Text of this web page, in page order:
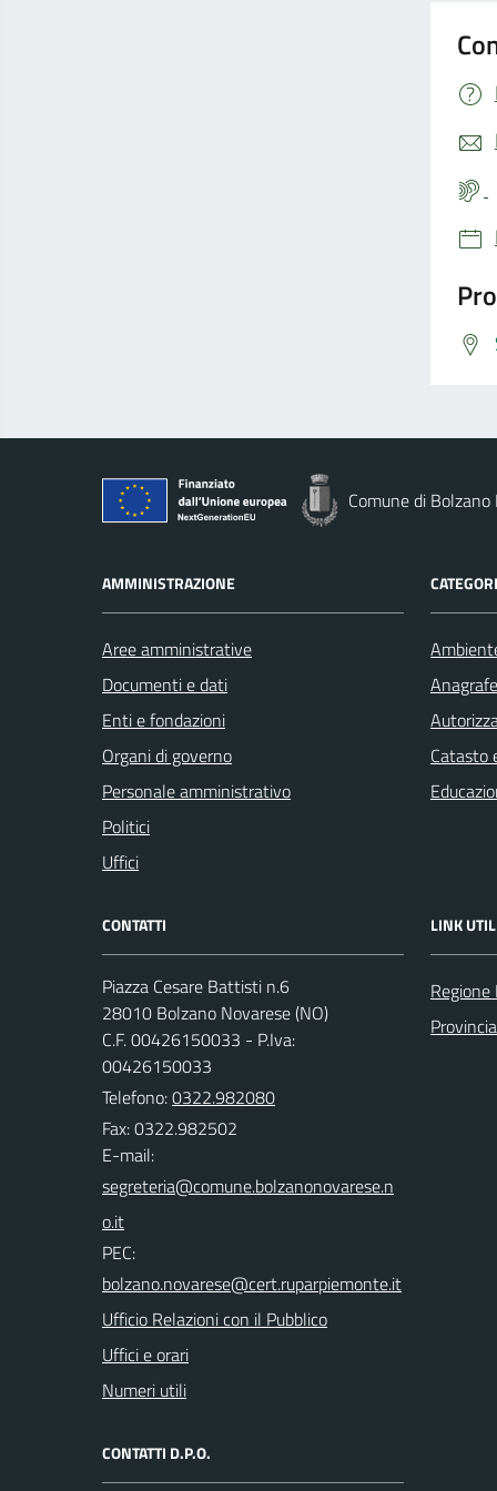
Comune di Bolzano
AMMINISTRAZIONE
Aree amministrative
Documenti e dati
Enti e fondazioni
Organi di governo
Personale amministrativo
Politici
Uffici
Catasto
CONTATTI
Piazza Cesare Battisti n.6
28010 Bolzano Novarese (NO)
C.F. 00426150033 - P.Iva:
00426150033
Telefono:0322.982080
Fax: 0322.982502
E-mail:
PEC:
Ufficio Relazioni con il Pubblico
Uffici e orari
Numeri utili
CONTATTI D.P.O.
LINK